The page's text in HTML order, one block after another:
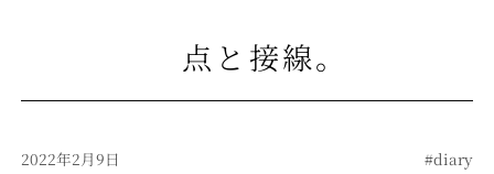
点と接線。
2022年2月9日 #diary